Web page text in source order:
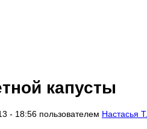
капусты
- 18:56 пользователем Настасья Т.